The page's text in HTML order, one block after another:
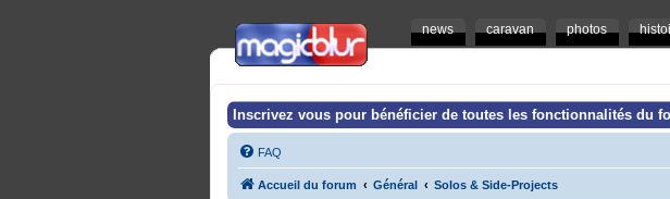
news caravan photos
Inscrivez vous pour bénéficier de toutes les fonctionnalités du
FAQ
Accueil du forum Général Solos & Side-Projects